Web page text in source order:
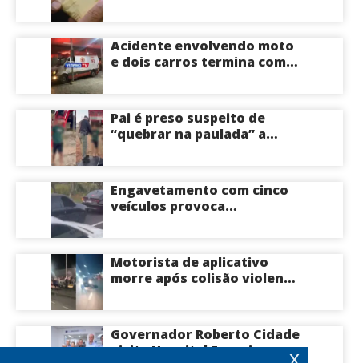
Acidente envolvendo moto
e dois carros termina com
Pai é preso suspeito de
“quebrar na paulada” a
Itacoatiara: “batia para
corrigir e educar”; veja
vídeo
Engavetamento com cinco
veículos provoca
Manaus
Motorista de aplicativo
morre após colisão violenta
Governador Roberto Cidade
visita Hospital Francisca
x